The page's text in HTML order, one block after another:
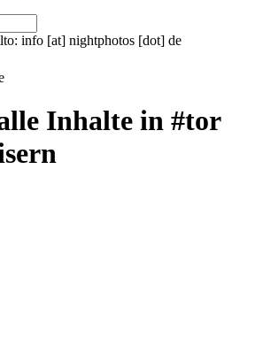
info [at] nightphotos [dot] de
Inhalte in #tor